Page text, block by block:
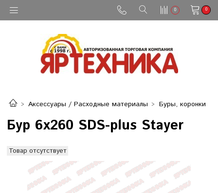
0 0
Аксессуары / Расходные материалы Буры, коронки
Бур 6x260 SDS-plus Stayer
Товар отсутствует